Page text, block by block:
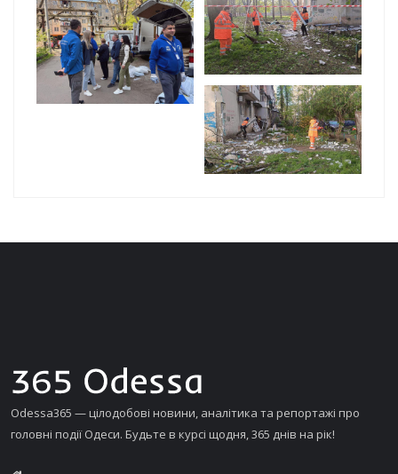
Odessa365 — цілодобові новини, аналітика та репортажі про
головні події Одеси. Будьте в курсі щодня, 365 днів на рік!